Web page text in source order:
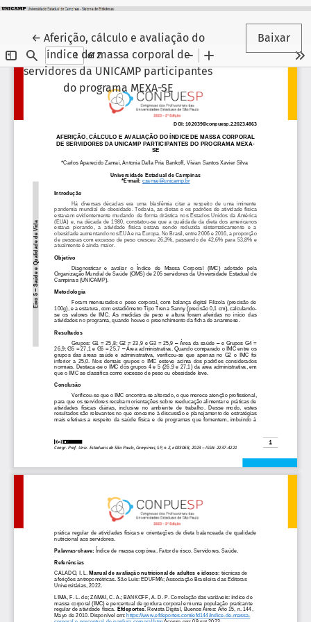
←Voltar aos Detalhes do Artigo
Aferição, cálculo e avaliação do
índice de massa corporal de
servidores da UNICAMP participantes
do programa MEXA-SE
Baixar